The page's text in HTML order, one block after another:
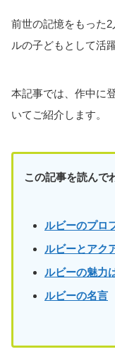
前世の記憶をもった
ルの子どもとして活
本記事では、作中に
いてご紹介します。
この記事を読んで
ルビーのプロ
ルビーとアク
ルビーの魅力
ルビーの名言